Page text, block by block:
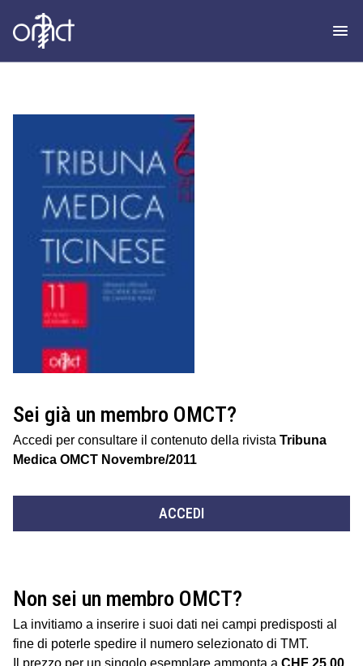
Sei già un membro OMCT?
Accedi per consultare il contenuto della rivista Tribuna
Medica OMCT Novembre/2011
ACCEDI
Non sei un membro OMCT?
La invitiamo a inserire i suoi dati nei campi predisposti al
fine di poterle spedire il numero selezionato di TMT.
Il prezzo per un singolo esemplare ammonta a CHF 25.00